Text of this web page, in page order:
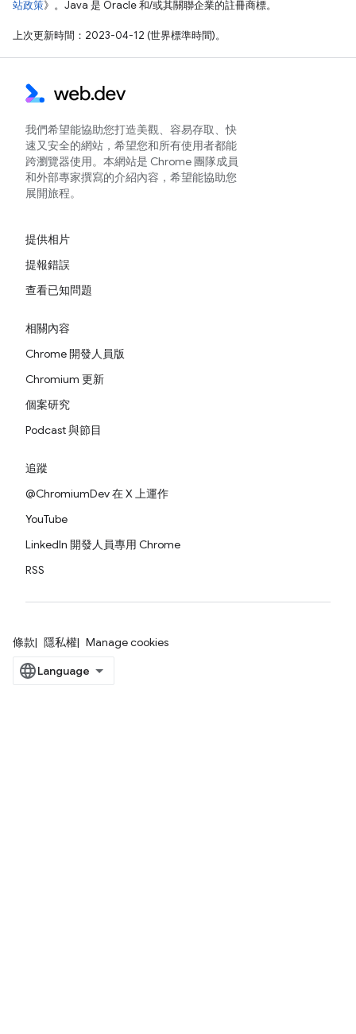
站政策》。Java 是 Oracle 和/或其關聯企業的註冊商標。
上次更新時間：2023-04-12 (世界標準時間)。
我們希望能協助您打造美觀、容易存取、快
速又安全的網站，希望您和所有使用者都能
跨瀏覽器使用。本網站是 Chrome 團隊成員
和外部專家撰寫的介紹內容，希望能協助您
展開旅程。
提供相片
提報錯誤
查看已知問題
相關內容
Chrome 開發人員版
Chromium 更新
個案研究
Podcast 與節目
追蹤
@ChromiumDev 在 X 上運作
YouTube
LinkedIn 開發人員專用 Chrome
RSS
條款 隱私權 Manage cookies